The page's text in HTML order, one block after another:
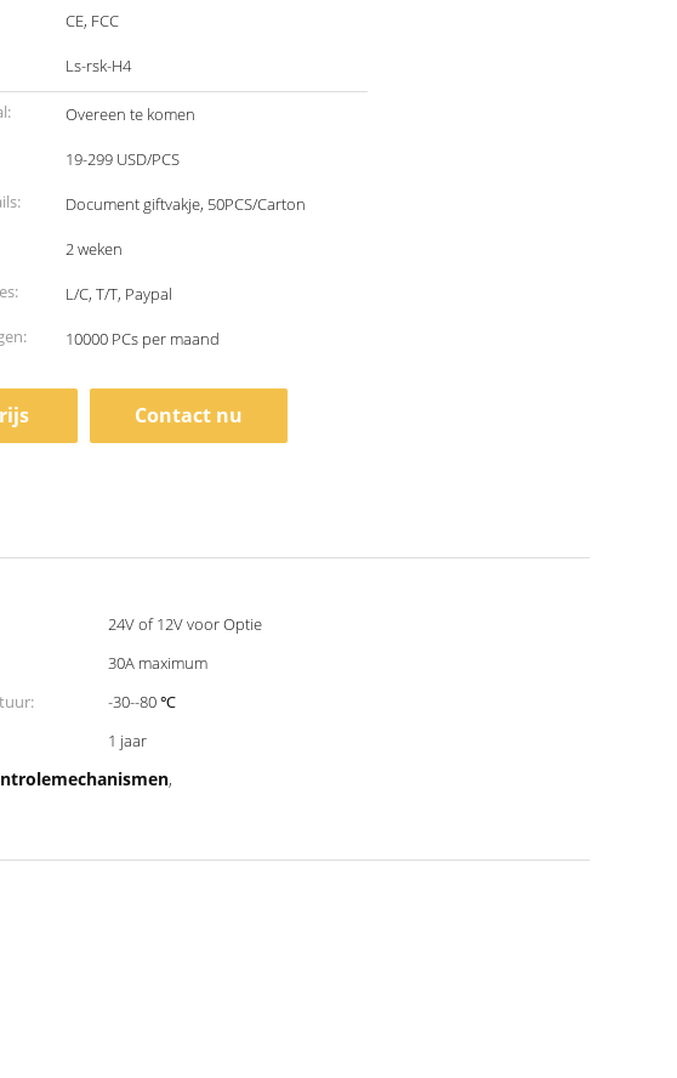
CE, FCC
Ls-rsk-H4
Overeen te komen
19-299 USD/PCS
Document giftvakje, 50PCS/Carton
2 weken
L/C, T/T, Paypal
10000 PCs per maand
Contact nu
24V of 12V voor Optie
30A maximum
-30--80 ℃
1 jaar
,